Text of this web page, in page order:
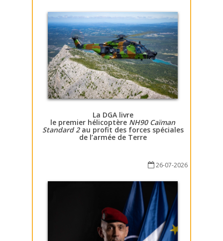
La DGA livre
le premier hélicoptère NH90 Caïman
Standard 2au profit des forces spéciales
de l’armée de Terre
26-07-2026